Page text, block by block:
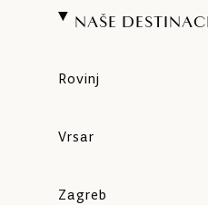
NAŠE
Rovinj
Vrsar
Zagreb